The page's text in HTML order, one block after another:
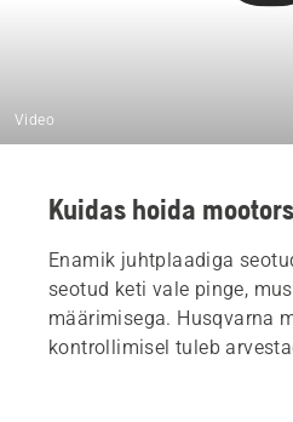
Video
Kuidas hoida
Enamik juhtplaadiga
seotud keti vale pinge,
määrimisega. Husqvarna
kontrollimisel tuleb